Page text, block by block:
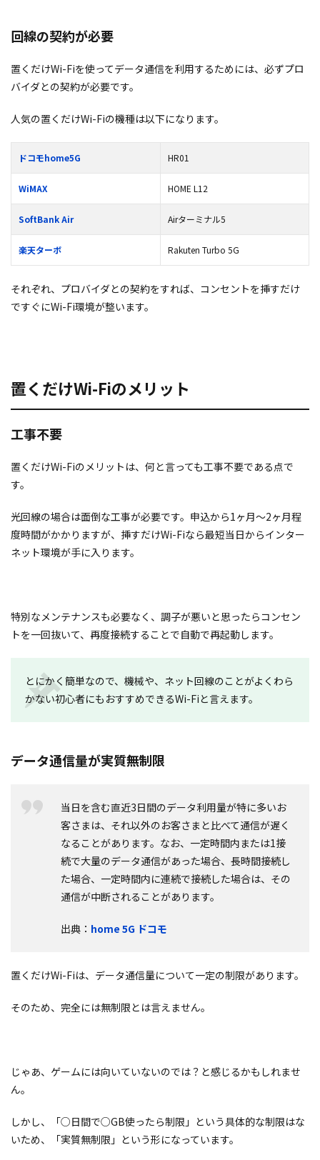
回線の契約が必要
置くだけWi-Fiを使ってデータ通信を利用するためには、必ずプロ
バイダとの契約が必要です。
人気の置くだけWi-Fiの機種は以下になります。
ドコモhome5G HR01
WiMAX HOME L12
SoftBank Air Airターミナル5
楽天ターボ Rakuten Turbo 5G
それぞれ、プロバイダとの契約をすれば、コンセントを挿すだけ
ですぐにWi-Fi環境が整います。
置くだけWi-Fiのメリット
工事不要
置くだけWi-Fiのメリットは、何と言っても工事不要である点で
す。
光回線の場合は面倒な工事が必要です。申込から1ヶ月〜2ヶ月程
度時間がかかりますが、挿すだけWi-Fiなら最短当日からインター
ネット環境が手に入ります。
特別なメンテナンスも必要なく、調子が悪いと思ったらコンセン
トを一回抜いて、再度接続することで自動で再起動します。
とにかく簡単なので、機械や、ネット回線のことがよくわら
かない初心者にもおすすめできるWi-Fiと言えます。
データ通信量が実質無制限
当日を含む直近3日間のデータ利用量が特に多いお
客さまは、それ以外のお客さまと比べて通信が遅く
なることがあります。なお、一定時間内または1接
続で大量のデータ通信があった場合、長時間接続し
た場合、一定時間内に連続で接続した場合は、その
通信が中断されることがあります。
出典： home 5G ドコモ
置くだけWi-Fiは、データ通信量について一定の制限があります。
そのため、完全には無制限とは言えません。
じゃあ、ゲームには向いていないのでは？と感じるかもしれませ
ん。
しかし、「○日間で○GB使ったら制限」という具体的な制限はな
いため、「実質無制限」という形になっています。